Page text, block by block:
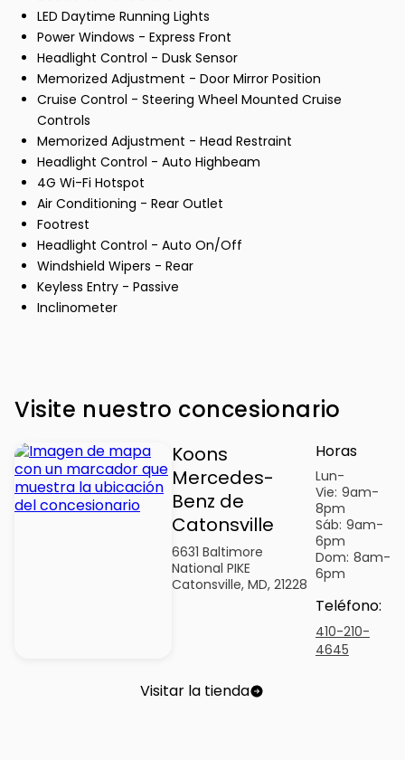
LED Daytime Running Lights
Power Windows - Express Front
Headlight Control - Dusk Sensor
Memorized Adjustment - Door Mirror Position
Cruise Control - Steering Wheel Mounted Cruise
Controls
Memorized Adjustment - Head Restraint
Headlight Control - Auto Highbeam
4G Wi-Fi Hotspot
Air Conditioning - Rear Outlet
Footrest
Headlight Control - Auto On/Off
Windshield Wipers - Rear
Keyless Entry - Passive
Inclinometer
Visite nuestro concesionario
Koons
Mercedes-
Benz de
Catonsville
6631 Baltimore
National PIKE
Catonsville, MD, 21228
Horas
Lun-
Vie: 9am-
8pm
Sáb: 9am-
6pm
Dom: 8am-
6pm
Teléfono:
410-210-
4645
Visitar la tienda